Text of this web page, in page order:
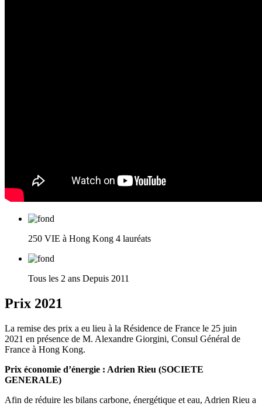
250 VIE à Hong Kong 4 lauréats
Tous les 2 ans Depuis 2011
Prix 2021
La remise des prix a eu lieu à la Résidence de France le 25 juin
2021 en présence de M. Alexandre Giorgini, Consul Général de
France à Hong Kong.
Prix économie d’énergie : Adrien Rieu (SOCIETE
GENERALE)
Afin de réduire les bilans carbone, énergétique et eau, Adrien Rieu a